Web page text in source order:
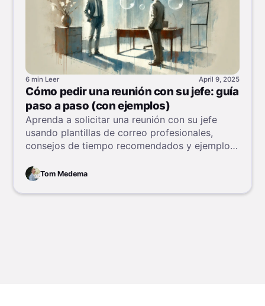
6 min Leer April 9, 2025
Cómo pedir una reunión con su jefe: guía
paso a paso (con ejemplos)
Aprenda a solicitar una reunión con su jefe
usando plantillas de correo profesionales,
consejos de tiempo recomendados y ejemplos
manera efectiva.
Tom Medema